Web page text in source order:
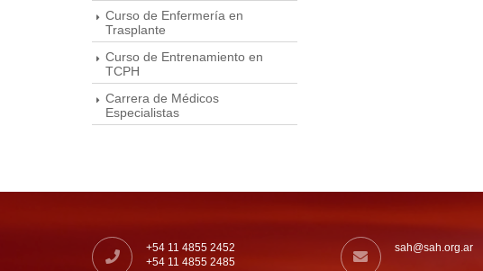
Curso de Enfermería en
Trasplante
Curso de Entrenamiento en
TCPH
Carrera de Médicos
Especialistas
+54 11 4855 2452
+54 11 4855 2485
sah@sah.org.ar